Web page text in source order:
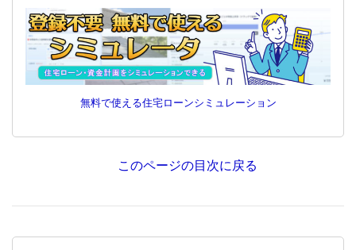
無料で使える住宅ローンシミュレーション
このページの目次に戻る